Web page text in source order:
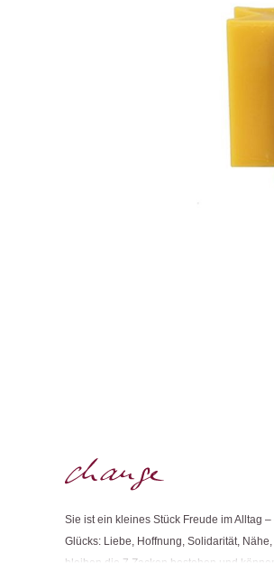
Sie ist ein kleines Stück Freude im Alltag
Glücks: Liebe, Hoffnung, Solidarität,
bleiben die 7 Zacken bestehen und